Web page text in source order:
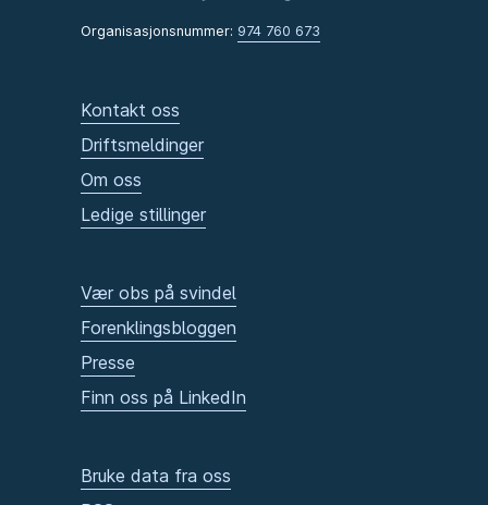
Organisasjonsnummer: 974 760 673
Kontakt oss
Driftsmeldinger
Om oss
Ledige stillinger
Vær obs på svindel
Forenklingsbloggen
Presse
Finn oss på LinkedIn
Bruke data fra oss